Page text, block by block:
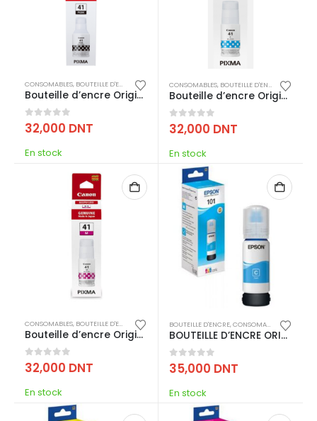
CONSOMABLES, BOUTEILLE D'ENCRE ,IMPRESSION
Bouteille d’encre Original CANON GI-41
0out of 5
32,000 DNT
En stock
CONSOMABLES, BOUTEILLE D'ENCRE ,
Bouteille d’encre Original CANON GI-41
0out of 5
32,000 DNT
En stock
CONSOMABLES, BOUTEILLE D'ENCRE ,IMPRESSION
Bouteille d’encre Original CANON GI-41
0out of 5
32,000 DNT
En stock
BOUTEILLE D'ENCRE,CONSOMABLES ,
BOUTEILLE D’ENCRE ORIGINAL EPSON 101 – CYAN (C13T03V24A)
0out of 5
35,000 DNT
En stock